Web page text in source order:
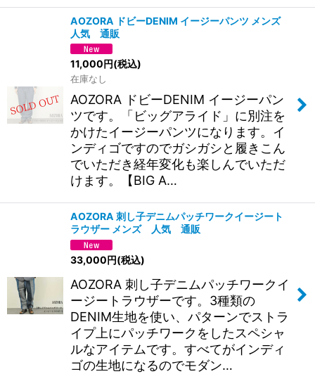
AOZORA ドビーDENIM イージーパンツ メンズ
人気 通販
11,000円(税込)
在庫なし
AOZORA ドビーDENIM イージーパン
ツです。「ビッグアライド」に別注を
かけたイージーパンツになります。イ
ンディゴですのでガシガシと履きこん
でいただき経年変化も楽しんでいただ
けます。【BIG A…
AOZORA 刺し子デニムパッチワークイージート
ラウザー メンズ 人気 通販
33,000円(税込)
AOZORA 刺し子デニムパッチワークイ
ージートラウザーです。3種類の
DENIM生地を使い、パターンでストラ
イプ上にパッチワークをしたスペシャ
ルなアイテムです。すべてがインディ
ゴの生地になるのでモダン…